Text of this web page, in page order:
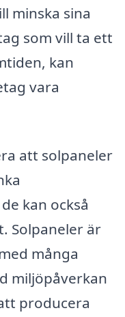
minska sina
som vill ta ett
kan
vara
att solpaneler
kan också
Solpaneler är
många
miljöpåverkan
producera